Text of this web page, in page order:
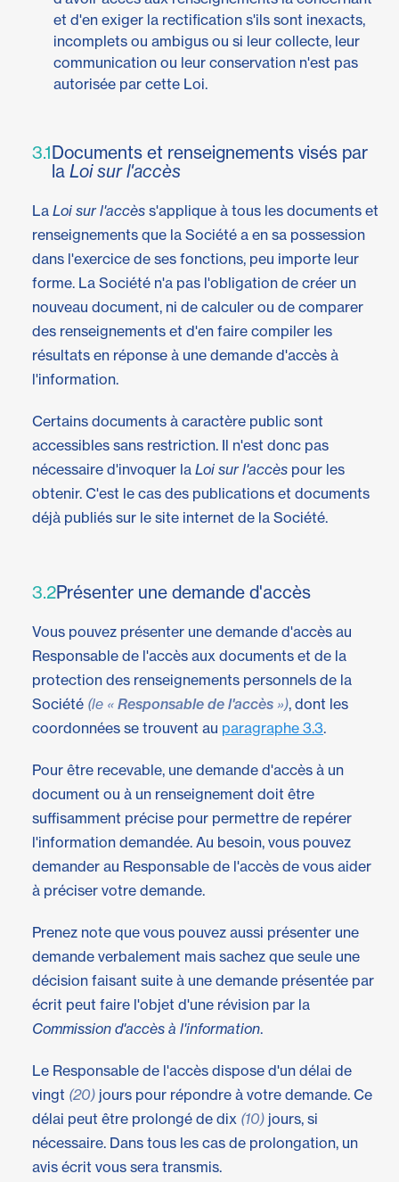
et d'en exiger la rectification s'ils sont inexacts,
incomplets ou ambigus ou si leur collecte, leur
communication ou leur conservation n'est pas
autorisée par cette Loi.
3.1Documents et renseignements visés par
la Loi sur l'accès
La Loi sur l'accès s'applique à tous les documents et
renseignements que la Société a en sa possession
dans l'exercice de ses fonctions, peu importe leur
forme. La Société n'a pas l'obligation de créer un
nouveau document, ni de calculer ou de comparer
des renseignements et d'en faire compiler les
résultats en réponse à une demande d'accès à
l'information.
Certains documents à caractère public sont
accessibles sans restriction. Il n'est donc pas
nécessaire d'invoquer la Loi sur l'accès pour les
obtenir. C'est le cas des publications et documents
déjà publiés sur le site internet de la Société.
3.2Présenter une demande d'accès
Vous pouvez présenter une demande d'accès au
Responsable de l'accès aux documents et de la
protection des renseignements personnels de la
Société (le « Responsable de l'accès »), dont les
coordonnées se trouvent au paragraphe 3.3.
Pour être recevable, une demande d'accès à un
document ou à un renseignement doit être
suffisamment précise pour permettre de repérer
l'information demandée. Au besoin, vous pouvez
demander au Responsable de l'accès de vous aider
à préciser votre demande.
Prenez note que vous pouvez aussi présenter une
demande verbalement mais sachez que seule une
décision faisant suite à une demande présentée par
écrit peut faire l'objet d'une révision par la
Commission d'accès à l'information.
Le Responsable de l'accès dispose d'un délai de
vingt (20) jours pour répondre à votre demande. Ce
délai peut être prolongé de dix (10) jours, si
nécessaire. Dans tous les cas de prolongation, un
avis écrit vous sera transmis.